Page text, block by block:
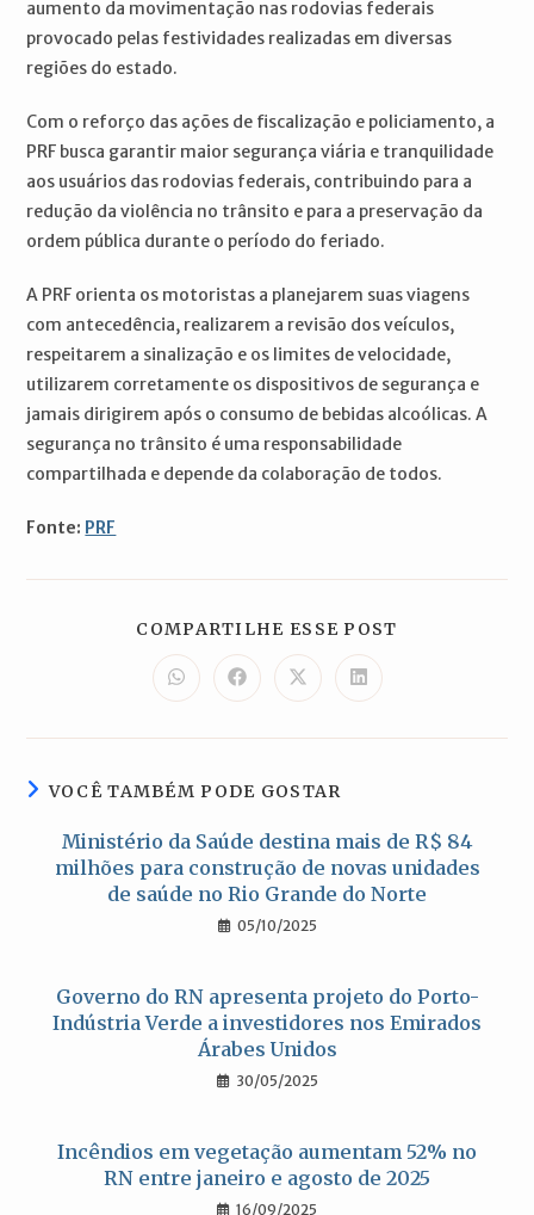
aumento da movimentação nas rodovias federais
provocado pelas festividades realizadas em diversas
regiões do estado.
Com o reforço das ações de fiscalização e policiamento, a
PRF busca garantir maior segurança viária e tranquilidade
aos usuários das rodovias federais, contribuindo para a
redução da violência no trânsito e para a preservação da
ordem pública durante o período do feriado.
A PRF orienta os motoristas a planejarem suas viagens
com antecedência, realizarem a revisão dos veículos,
respeitarem a sinalização e os limites de velocidade,
utilizarem corretamente os dispositivos de segurança e
jamais dirigirem após o consumo de bebidas alcoólicas. A
segurança no trânsito é uma responsabilidade
compartilhada e depende da colaboração de todos.
Fonte: PRF
COMPARTILHE ESSE POST
Abre
em
nova
Abre
em
nova
Abre
em
nova
Abre
em
nova
VOCÊ TAMBÉM PODE GOSTAR
Ministério da Saúde destina mais de R$ 84
milhões para construção de novas unidades
de saúde no Rio Grande do Norte
05/10/2025
Governo do RN apresenta projeto do Porto-
Indústria Verde a investidores nos Emirados
Árabes Unidos
30/05/2025
Incêndios em vegetação aumentam 52% no
RN entre janeiro e agosto de 2025
16/09/2025